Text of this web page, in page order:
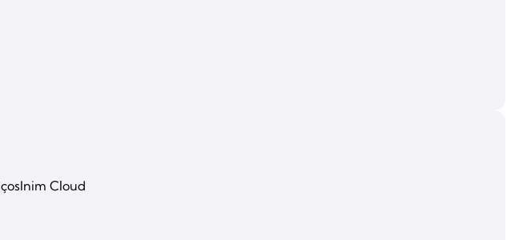
Cloud